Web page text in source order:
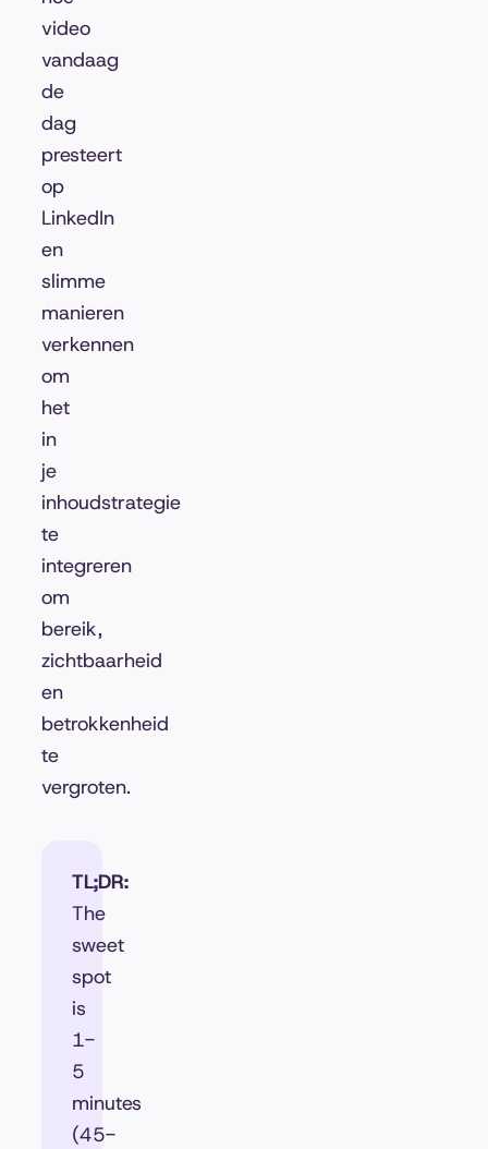
video
vandaag
de
dag
presteert
op
LinkedIn
en
slimme
manieren
verkennen
om
het
in
je
inhoudstrategie
te
integreren
om
bereik,
zichtbaarheid
en
betrokkenheid
te
vergroten.
TL;DR:
The
sweet
spot
is
1-
5
minutes
(45-